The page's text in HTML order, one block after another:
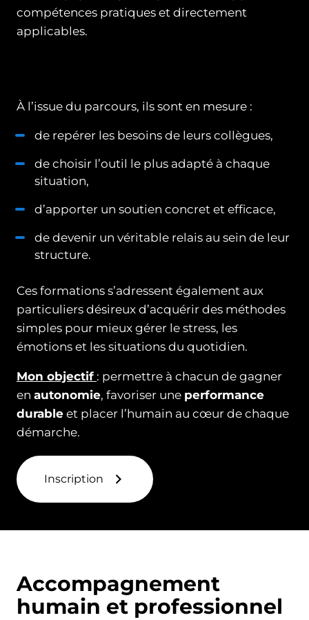
compétences pratiques et directement
applicables.
À l’issue du parcours, ils sont en mesure :
de repérer les besoins de leurs collègues,
de choisir l’outil le plus adapté à chaque
situation,
d’apporter un soutien concret et efficace,
de devenir un véritable relais au sein de leur
structure.
Ces formations s’adressent également aux
particuliers désireux d’acquérir des méthodes
simples pour mieux gérer le stress, les
émotions et les situations du quotidien.
Mon objectif : permettre à chacun de gagner
en autonomie, favoriser une performance
durable et placer l’humain au cœur de chaque
démarche.
Inscription
Accompagnement
humain et professionnel